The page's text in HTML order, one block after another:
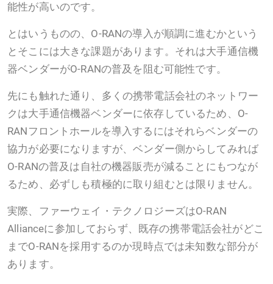
能性が高いのです。
とはいうものの、O-RANの導入が順調に進むかという
とそこには大きな課題があります。それは大手通信機
器ベンダーがO-RANの普及を阻む可能性です。
先にも触れた通り、多くの携帯電話会社のネットワー
クは大手通信機器ベンダーに依存しているため、O-
RANフロントホールを導入するにはそれらベンダーの
協力が必要になりますが、ベンダー側からしてみれば
O-RANの普及は自社の機器販売が減ることにもつなが
るため、必ずしも積極的に取り組むとは限りません。
実際、ファーウェイ・テクノロジーズはO-RAN
Allianceに参加しておらず、既存の携帯電話会社がどこ
までO-RANを採用するのか現時点では未知数な部分が
あります。